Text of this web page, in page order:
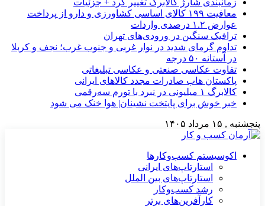
زمانبندی شارژ کالابرگ تغییر کرد + جزئیات
معافیت ۱۹۹ کالای اساسی کشاورزی و دارو از پرداخت
عوارض ۱.۲ درصدی واردات
ترافیک سنگین در ورودی‌های تهران
تداوم گرمای شدید در نوار غربی و جنوب غرب؛ نجف و کربلا
در آستانه ۵۰ درجه
تفاوت عکاسی صنعتی و عکاسی تبلیغاتی
پاکستان هاب صادرات مجدد کالاهای ایرانی
کالابرگ ۱ میلیونی در نبرد با تورم سه‌رقمی
خبر خوش برای پایتخت نشینان| هوا خنک می شود
پنجشنبه , ۱۵ مرداد ۱۴۰۵
اکوسیستم کسب‌وکارها
استارتاپ‌های ایرانی
استارتاپ‌های بین الملل
رشد کسب‌وکار
کارآفرین‌های برتر